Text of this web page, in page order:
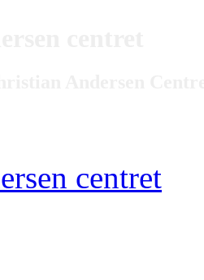
centret